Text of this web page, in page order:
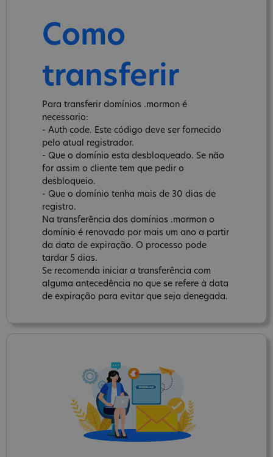
Como
transferir
Para transferir domínios .mormon é
necessario:
- Auth code. Este código deve ser fornecido
pelo atual registrador.
- Que o domínio esta desbloqueado. Se não
for assim o cliente tem que pedir o
desbloqueio.
- Que o domínio tenha mais de 30 dias de
registro.
Na transferência dos domínios .mormon o
domínio é renovado por mais um ano a partir
da data de expiração. O processo pode
tardar 5 dias.
Se recomenda iniciar a transferência com
alguma antecedência no que se refere à data
de expiração para evitar que seja denegada.